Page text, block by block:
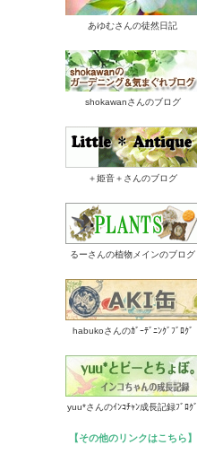
あゆむさんの徒然日記
shokawanさんのブログ
＋姫音＋さんのブログ
るーさんの植物メインのブログ
habukoさんのｶﾞｰﾃﾞﾆﾝｸﾞﾌﾞﾛｸﾞ
yuu*さんのｲﾝｺﾁｬﾝ成長記録ﾌﾞﾛｸﾞ
【その他のリンクはこちら】